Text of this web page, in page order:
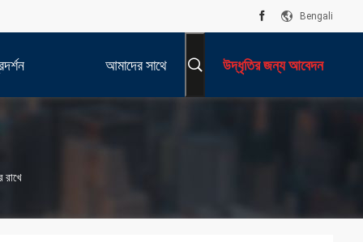
Bengali
আমাদের সাথে উদ্ধৃতির জন্য আবেদন
রাখে